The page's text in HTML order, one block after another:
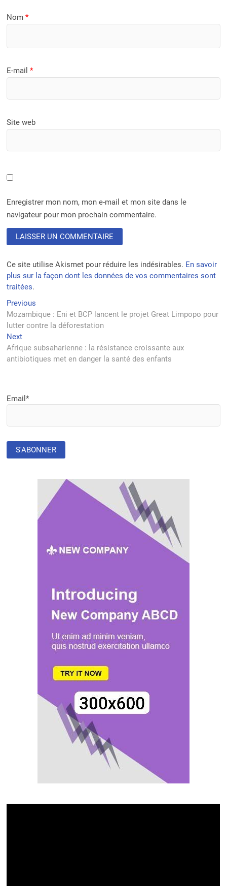
Nom*
E-mail*
Site web
Enregistrer mon nom, mon e-mail et mon site dans le
navigateur pour mon prochain commentaire.
Ce site utilise Akismet pour réduire les indésirables. En savoir
plus sur la façon dont les données de vos commentaires sont
traitées.
Navigation
de
l’article
Previous
post:
Mozambique : Eni et BCP lancent le projet Great Limpopo pour
lutter contre la déforestation
NextNext
post:
Afrique subsaharienne : la résistance croissante aux
antibiotiques met en danger la santé des enfants
Email*